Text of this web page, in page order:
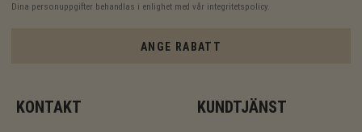
Dina personuppgifter behandlas i enlighet med vår integritetspolicy
ANGE RABATT
KONTAKT KUNDTJÄNST